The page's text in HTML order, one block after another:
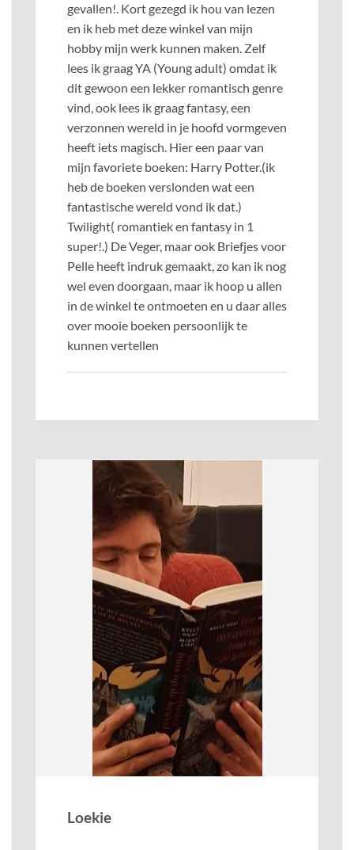
gevallen!. Kort gezegd ik hou van lezen
en ik heb met deze winkel van mijn
hobby mijn werk kunnen maken. Zelf
lees ik graag YA (Young adult) omdat ik
dit gewoon een lekker romantisch genre
vind, ook lees ik graag fantasy, een
verzonnen wereld in je hoofd vormgeven
heeft iets magisch. Hier een paar van
mijn favoriete boeken: Harry Potter.(ik
heb de boeken verslonden wat een
fantastische wereld vond ik dat.)
Twilight( romantiek en fantasy in 1
super!.) De Veger, maar ook Briefjes voor
Pelle heeft indruk gemaakt, zo kan ik nog
wel even doorgaan, maar ik hoop u allen
in de winkel te ontmoeten en u daar alles
over mooie boeken persoonlijk te
kunnen vertellen
Loekie